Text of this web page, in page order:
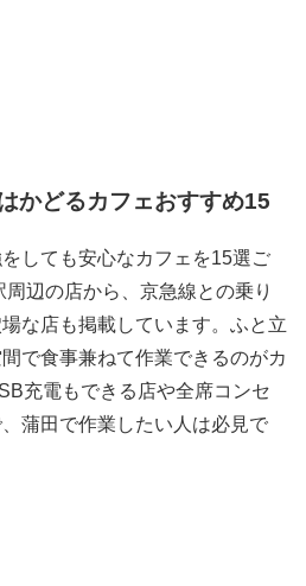
かどるカフェおすすめ15
しても安心なカフェを15選ご
辺の店から、京急線との乗り
な店も掲載しています。ふと立
で食事兼ねて作業できるのがカ
充電もできる店や全席コンセ
蒲田で作業したい人は必見で